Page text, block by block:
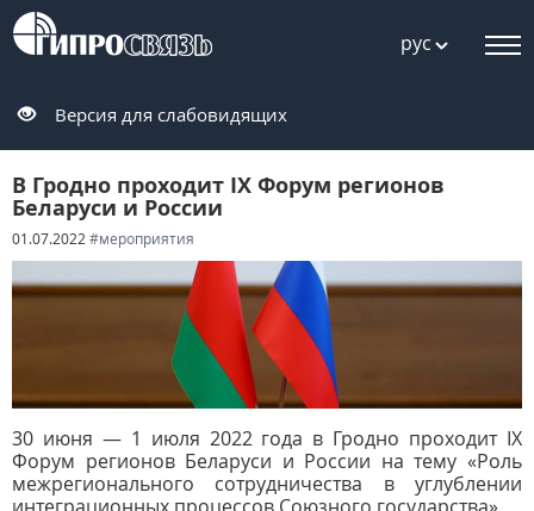
рус
Версия для слабовидящих
В Гродно проходит IX Форум регионов
Беларуси и России
01.07.2022#мероприятия
30 июня — 1 июля 2022 года в Гродно проходит IX
Форум регионов Беларуси и России на тему «Роль
межрегионального сотрудничества в углублении